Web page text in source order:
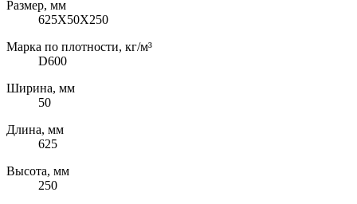
Размер, мм
625X50X250
Марка по плотности, кг/м³
D600
Ширина, мм
50
Длина, мм
625
Высота, мм
250